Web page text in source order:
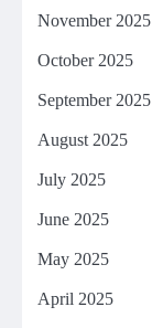
November 2025
October 2025
September 2025
August 2025
July 2025
June 2025
May 2025
April 2025